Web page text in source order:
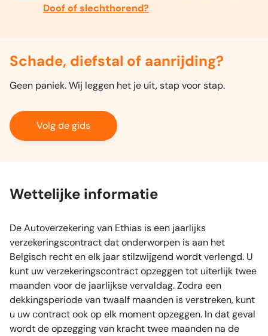
Doof of slechthorend?
Schade, diefstal of aanrijding?
Geen paniek. Wij leggen het je uit, stap voor stap.
Volg de gids
Wettelijke informatie
De Autoverzekering van Ethias is een jaarlijks
verzekeringscontract dat onderworpen is aan het
Belgisch recht en elk jaar stilzwijgend wordt verlengd. U
kunt uw verzekeringscontract opzeggen tot uiterlijk twee
maanden voor de jaarlijkse vervaldag. Zodra een
dekkingsperiode van twaalf maanden is verstreken, kunt
u uw contract ook op elk moment opzeggen. In dat geval
wordt de opzegging van kracht twee maanden na de